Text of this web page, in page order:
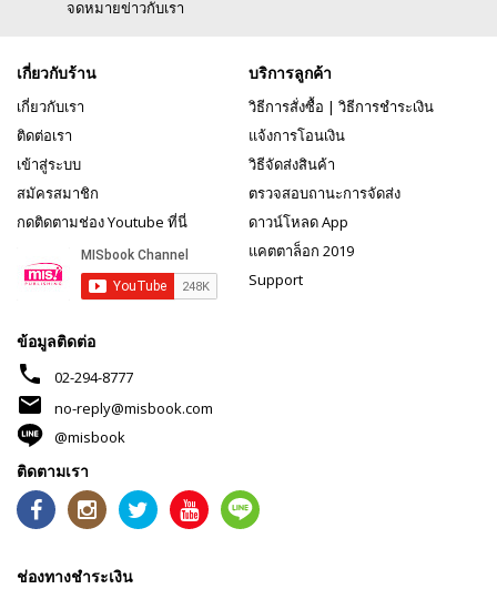
จดหมายข่าวกับเรา
เกี่ยวกับร้าน
เกี่ยวกับเรา
ติดต่อเรา
เข้าสู่ระบบ
สมัครสมาชิก
กดติดตามช่อง Youtube ที่นี่
บริการลูกค้า
วิธีการสั่งซื้อ | วิธีการชำระเงิน
แจ้งการโอนเงิน
วิธีจัดส่งสินค้า
ตรวจสอบถานะการจัดส่ง
ดาวน์โหลด App
แคตตาล็อก 2019
Support
ข้อมูลติดต่อ
phone 02-294-8777
mail
no-reply@misbook.com
@misbook
ติดตามเรา
ช่องทางชำระเงิน